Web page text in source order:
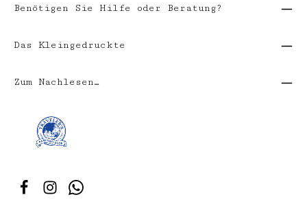
Benötigen Sie Hilfe oder Beratung?
Das Kleingedruckte
Zum Nachlesen…